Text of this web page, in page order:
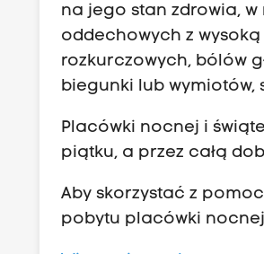
na jego stan zdrowia,
oddechowych z
rozkurczowych, bólów
biegunki lub wymiotów,
Placówki nocnej i
piątku, a przez całą
Aby skorzystać z
pobytu placówki